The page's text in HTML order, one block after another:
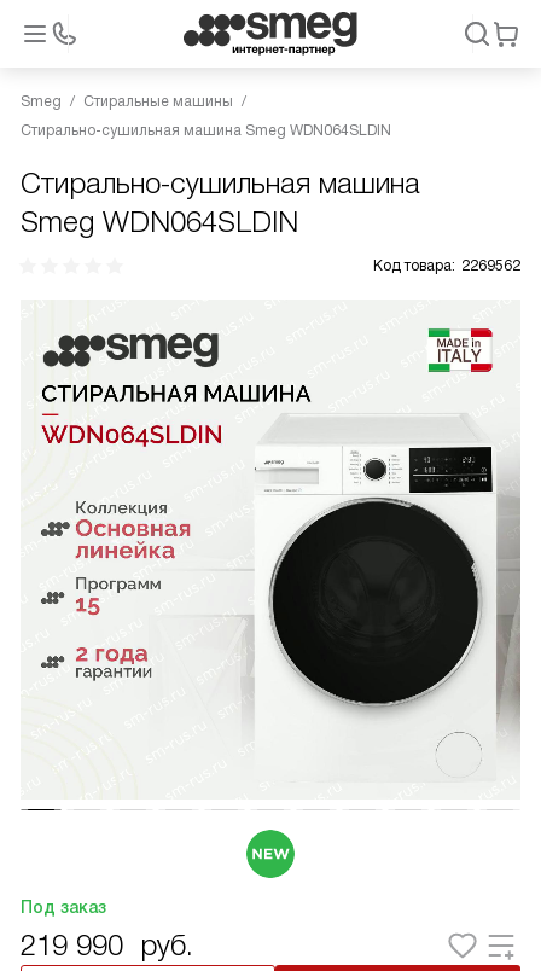
Smeg
Стиральные машины
Стирально-сушильная машина Smeg WDN064SLDIN
Стирально-сушильная машина
Smeg WDN064SLDIN
Код товара: 2269562
Под заказ
219 990 руб.